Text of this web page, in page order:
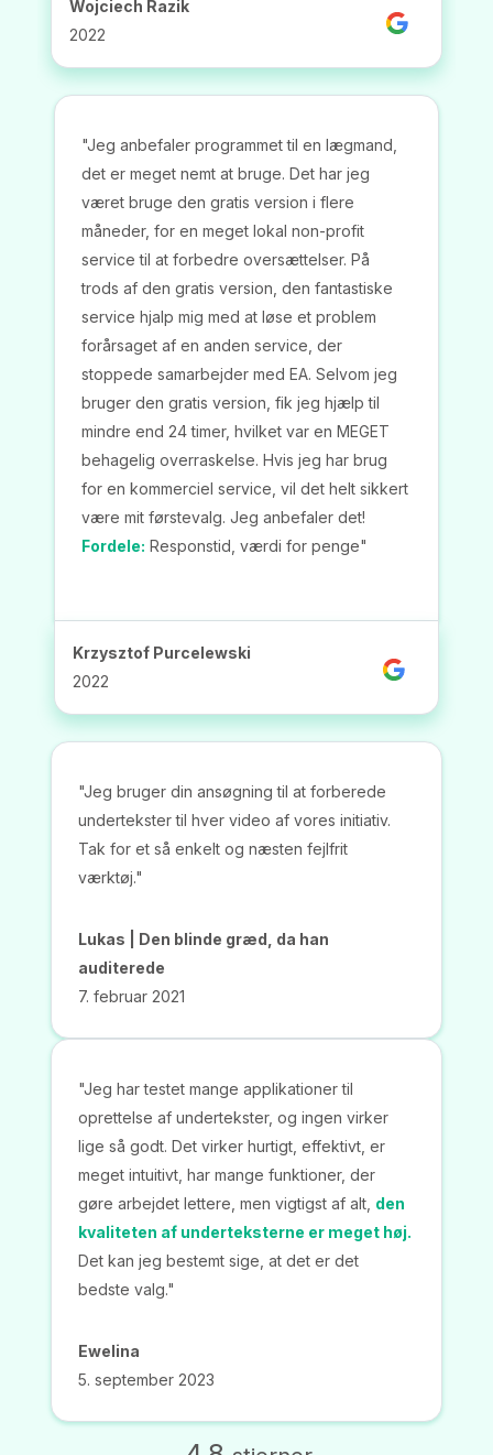
Wojciech Razik
2022
"Jeg anbefaler programmet til en lægmand,
det er meget nemt at bruge. Det har jeg
været bruge den gratis version i flere
måneder, for en meget lokal non-profit
service til at forbedre oversættelser. På
trods af den gratis version, den fantastiske
service hjalp mig med at løse et problem
forårsaget af en anden service, der
stoppede samarbejder med EA. Selvom jeg
bruger den gratis version, fik jeg hjælp til
mindre end 24 timer, hvilket var en MEGET
behagelig overraskelse. Hvis jeg har brug
for en kommerciel service, vil det helt sikkert
være mit førstevalg. Jeg anbefaler det!
Fordele: Responstid, værdi for penge"
Krzysztof Purcelewski
2022
"Jeg bruger din ansøgning til at forberede
undertekster til hver video af vores initiativ.
Tak for et så enkelt og næsten fejlfrit
værktøj."
Lukas | Den blinde græd, da han
auditerede
7. februar 2021
"Jeg har testet mange applikationer til
oprettelse af undertekster, og ingen virker
lige så godt. Det virker hurtigt, effektivt, er
meget intuitivt, har mange funktioner, der
gøre arbejdet lettere, men vigtigst af alt, den
kvaliteten af underteksterne er meget høj.
Det kan jeg bestemt sige, at det er det
bedste valg."
Ewelina
5. september 2023